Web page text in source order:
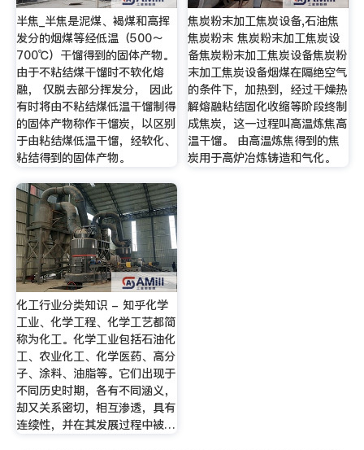
半焦_半焦是泥煤、褐煤和高挥
发分的烟煤等经低温（500～
700℃）干馏得到的固体产物。
由于不粘结煤干馏时不软化熔
融， 仅脱去部分挥发分， 因此
有时将由不粘结煤低温干馏制得
的固体产物称作干馏炭，以区别
于由粘结煤低温干馏，经软化、
粘结得到的固体产物。
焦炭粉末加工焦炭设备,石油焦
焦炭粉末 焦炭粉末加工焦炭设
备焦炭粉末加工焦炭设备焦炭粉
末加工焦炭设备烟煤在隔绝空气
的条件下，加热到，经过干燥热
解熔融粘结固化收缩等阶段终制
成焦炭，这一过程叫高温炼焦高
温干馏。 由高温炼焦得到的焦
炭用于高炉冶炼铸造和气化。
化工行业分类知识 - 知乎化学
工业、化学工程、化学工艺都简
称为化工。化学工业包括石油化
工、农业化工、化学医药、高分
子、涂料、油脂等。它们出现于
不同历史时期，各有不同涵义，
却又关系密切，相互渗透，具有
连续性，并在其发展过程中被…